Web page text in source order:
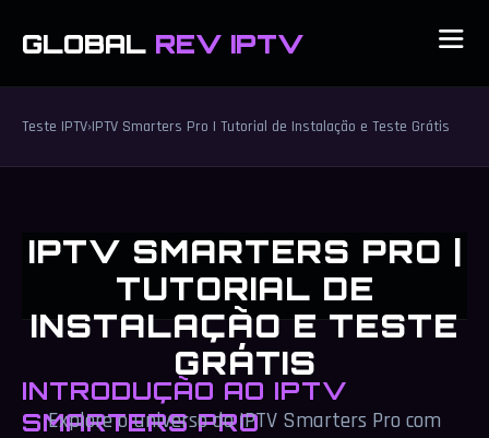
GLOBAL REV IPTV
Teste IPTV›IPTV Smarters Pro | Tutorial de Instalação e Teste Grátis
IPTV SMARTERS PRO |
TUTORIAL DE
INSTALAÇÃO E TESTE
GRÁTIS
Explore o universo do IPTV Smarters Pro com
INTRODUÇÃO AO IPTV
SMARTERS PRO